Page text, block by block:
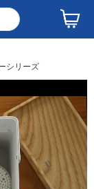
シリーズ